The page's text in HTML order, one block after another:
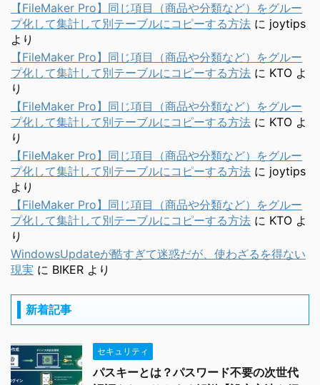
【FileMaker Pro】同じ項目（商品や分類など）をグルー
プ化して集計して別テーブルにコピーする方法 に joytips
より
【FileMaker Pro】同じ項目（商品や分類など）をグルー
プ化して集計して別テーブルにコピーする方法 に KTO よ
り
【FileMaker Pro】同じ項目（商品や分類など）をグルー
プ化して集計して別テーブルにコピーする方法 に KTO よ
り
【FileMaker Pro】同じ項目（商品や分類など）をグルー
プ化して集計して別テーブルにコピーする方法 に joytips
より
【FileMaker Pro】同じ項目（商品や分類など）をグルー
プ化して集計して別テーブルにコピーする方法 に KTO よ
り
WindowsUpdateが酷すぎて迷惑だが、使わざるを得ない
現実 に BIKER より
新着記事
セキュリティ
パスキーとは？パスワード不要の次世代